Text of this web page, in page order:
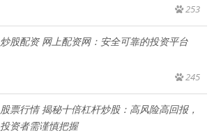
253
炒股配资 网上配资网：安全可靠的投资平台
245
股票行情 揭秘十倍杠杆炒股：高风险高回报，
投资者需谨慎把握